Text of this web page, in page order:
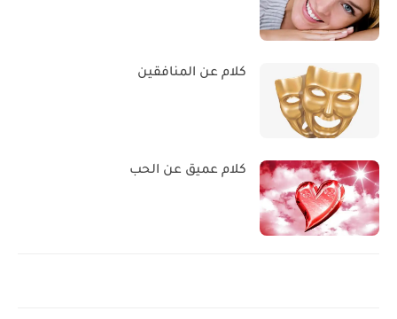
كلام عن المنافقين
كلام عميق عن الحب